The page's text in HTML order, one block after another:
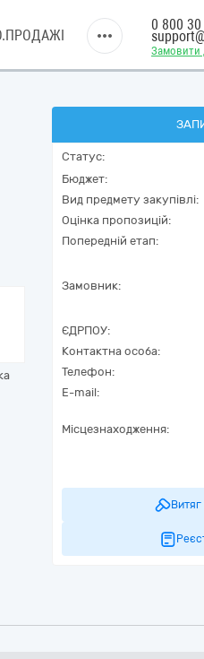
Замовити
0 800
Статус:
Бюджет:
Вид предмету закупівлі:
Оцінка пропозицій:
Попередній етап:
Замовник:
ЄДРПОУ:
Контактна особа:
Телефон:
E-mail:
Місцезнаходження:
Витяг